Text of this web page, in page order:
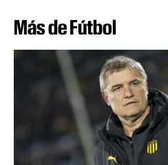
Más de Fútbol